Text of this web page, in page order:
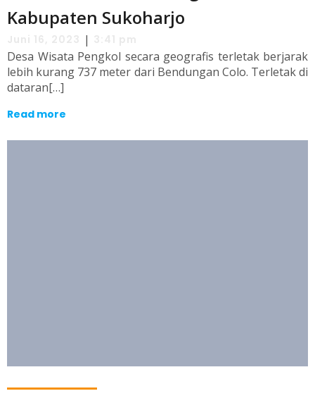
Kabupaten Sukoharjo
|
Desa Wisata Pengkol secara geografis terletak berjarak
lebih kurang 737 meter dari Bendungan Colo. Terletak di
dataran[…]
Read more